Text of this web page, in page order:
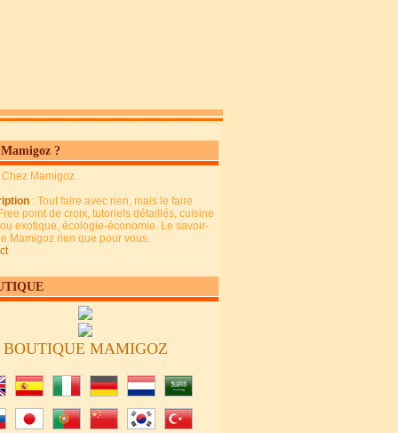
?
Chez Mamigoz
: Tout faire avec rien, mais le faire
point de croix, tutoriels détaillés, cuisine
exotique, écologie-économie. Le savoir-
Mamigoz rien que pour vous.
BOUTIQUE MAMIGOZ